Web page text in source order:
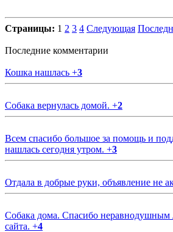
Страницы: 1 2 3 4 Следующая
Последние комментарии
Кошка нашлась +3
Собака вернулась домой. +2
Всем спасибо большое за помощь и
нашлась сегодня утром. +3
Отдала в добрые руки, объявление не
Собака дома. Спасибо неравнодушным
сайта. +4